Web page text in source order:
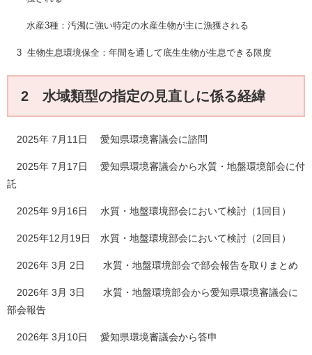
水産3種：汚濁に強い特定の水産生物が主に漁獲される
3 生物生息環境保全：年間を通して底生生物が生息できる限度
2 水域類型の指定の見直しに係る経緯
​2025年 7月11日 愛知県環境審議会に諮問
2025年 7月17日 愛知県環境審議会から水質・地盤環境部会に付
託
2025年 9月16日 水質・地盤環境部会において検討（1回目）
2025年12月19日 水質・地盤環境部会において検討（2回目）
2026年 3月 2日 水質・地盤環境部会で部会報告を取りまとめ
2026年 3月 3日 水質・地盤環境部会から愛知県環境審議会に
部会報告
2026年 3月10日 愛知県環境審議会から答申